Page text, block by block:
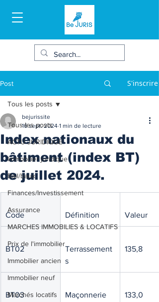
Post S'inscrire
Tous les posts
ACTU JURIDIQUE
Immobilier juridique
Bail/baux
Finances/Investissement
Assurance
MARCHES IMMOBILIES & LOCATIFS
Prix de l'immobilier
Immobilier ancien
Immobilier neuf
Marchés locatifs
Tous les posts
Index nationaux du
bâtiment (index BT)
de juillet 2024.
bejurissite
16 sept. 2024 1 min de lecture
Code Définition Valeur
BT02
Terrassement
s
135,8
BT03
Maçonnerie
133,0